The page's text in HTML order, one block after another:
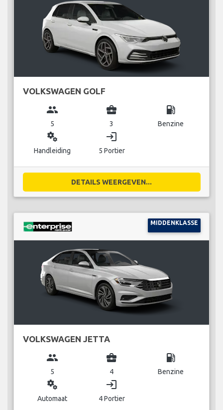
VOLKSWAGEN GOLF
group
5
business_center
3
local_gas_station
Benzine
miscellaneous_services
Handleiding
login
5 Portier
DETAILS WEERGEVEN...
MIDDENKLASSE
VOLKSWAGEN JETTA
group
5
business_center
4
local_gas_station
Benzine
miscellaneous_services
Automaat
login
4 Portier